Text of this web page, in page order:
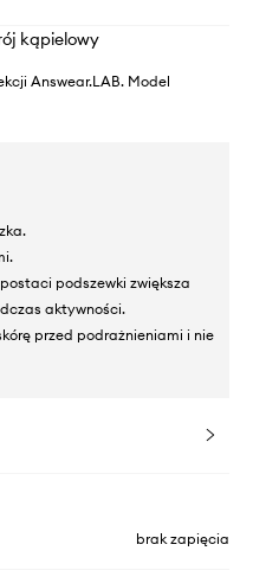
kąpielowy
Answear.LAB. Model
podszewki zwiększa
aktywności.
przed podrażnieniami i nie
brak zapięcia